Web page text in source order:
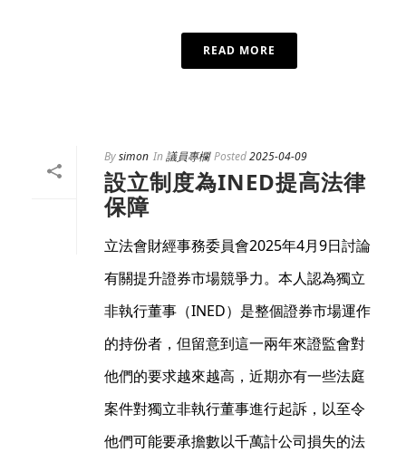
READ MORE
Bysimon In議員專欄 Posted2025-04-09
設立制度為INED提高法律
保障
立法會財經事務委員會2025年4月9日討論
有關提升證券市場競爭力。本人認為獨立
非執行董事（INED）是整個證券市場運作
的持份者，但留意到這一兩年來證監會對
他們的要求越來越高，近期亦有一些法庭
案件對獨立非執行董事進行起訴，以至令
他們可能要承擔數以千萬計公司損失的法